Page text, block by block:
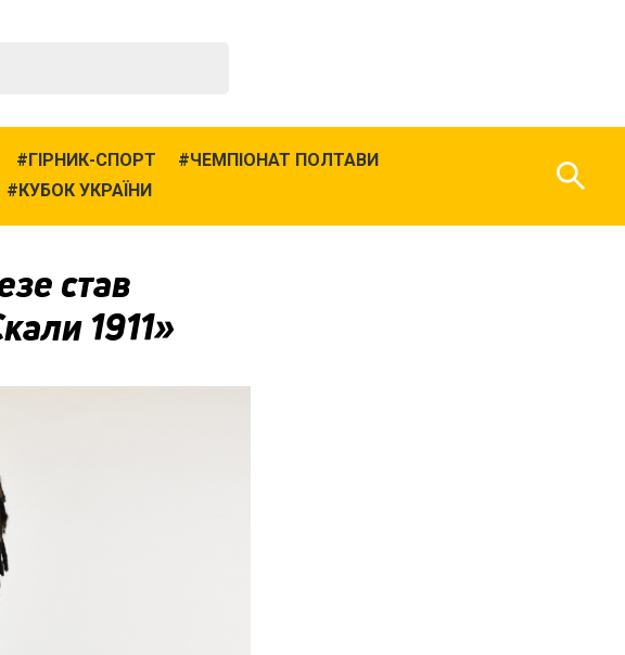
ГІРНИК-СПОРТ
ЧЕМПІОНАТ ПОЛТАВИ
КУБОК УКРАЇНИ
став
1911»